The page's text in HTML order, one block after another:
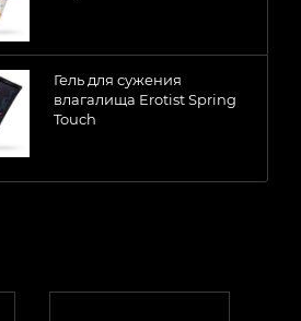
Гель для сужения
влагалища Erotist Spring
Touch